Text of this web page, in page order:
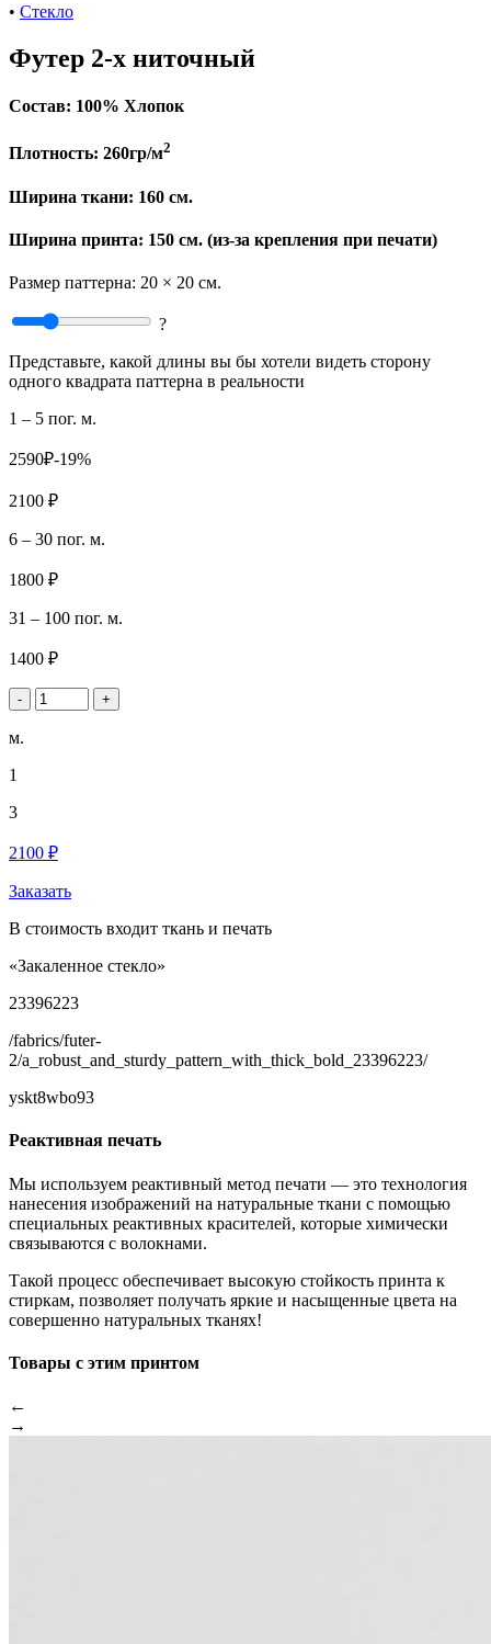
• Стекло
Футер 2-х ниточный
Состав: 100% Хлопок
Плотность: 260гр/м2
Ширина ткани: 160 см.
Ширина принта: 150 см. (из-за крепления при печати)
Размер паттерна: 20 × 20 см.
?
Представьте, какой длины вы бы хотели видеть сторону
одного квадрата паттерна в реальности
1 – 5 пог. м.
2590₽-19%
2100 ₽
6 – 30 пог. м.
1800 ₽
31 – 100 пог. м.
1400 ₽
- +
м.
1
3
2100 ₽
Заказать
В стоимость входит ткань и печать
«Закаленное стекло»
23396223
/fabrics/futer-
2/a_robust_and_sturdy_pattern_with_thick_bold_23396223/
yskt8wbo93
Реактивная печать
Мы используем реактивный метод печати — это технология
нанесения изображений на натуральные ткани с помощью
специальных реактивных красителей, которые химически
связываются с волокнами.
Такой процесс обеспечивает высокую стойкость принта к
стиркам, позволяет получать яркие и насыщенные цвета на
совершенно натуральных тканях!
Товары с этим принтом
←
→